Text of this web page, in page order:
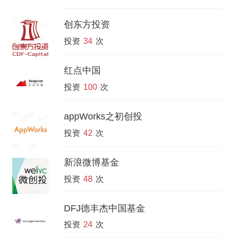
创东方投资
投资 34 次
红点中国
投资 100 次
appWorks之初创投
投资 42 次
新浪微博基金
投资 48 次
DFJ德丰杰中国基金
投资 24 次